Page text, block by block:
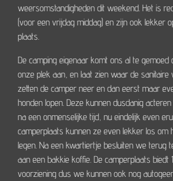
weersomstandigheden dit weekend. Het is
(voor een vrijdag middag) en zijn ook lekker
plaats.
De camping eigenaar komt ons al te gemoed
onze plek aan, en laat zien waar de sanitaire
zetten de camper neer en dan eerst maar
honden lopen. Deze kunnen dusdanig
na een onmenselijke tijd, nu eindelijk even
camperplaats kunnen ze even lekker los om
legen. Na een kwartiertje besluiten we terug
aan een bakkie koffie. De camperplaats
voorziening dus we kunnen ook nog